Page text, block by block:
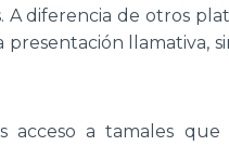
diferencia de otros
llamativa,
acceso a tamales que